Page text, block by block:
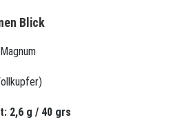
Blick
2,6 g / 40 grs